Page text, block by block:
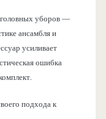
головных уборов —
ансамбля и
усиливает
ошибка
подхода к